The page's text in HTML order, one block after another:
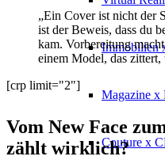
Immobilien
Magazine x
Couture x
„Ein Cover ist nicht der
ist der Beweis, dass du
kam. Vorbereitung
einem Model, das zittert,
[crp limit="2"]
Vom New Face
zählt wirklich?